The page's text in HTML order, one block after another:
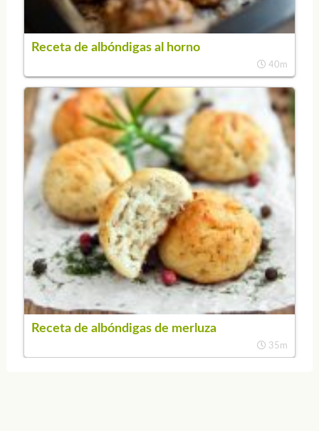
Receta de albóndigas al horno
40m
Receta de albóndigas de merluza
35m